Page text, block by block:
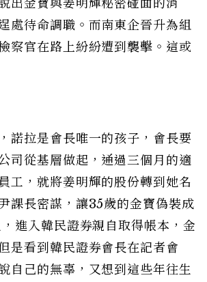
出金寶與姜明輝秘密碰面的消
處待命調職。而南東企晉升為組
察官在路上紛紛遭到襲擊。這或
諾拉是會長唯一的孩子，會長要
司從基層做起，通過三個月的適
工，就將姜明輝的股份轉到她名
課長密謀，讓35歲的金寶偽裝成
進入韓民證券親自取得帳本，金
是看到韓民證券會長在記者會
自己的無辜，又想到這些年往生